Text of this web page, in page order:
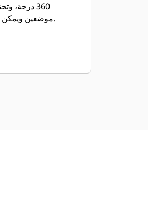
360 درجة،
موضعين ويمكن أن تدور بزاوية 90 درجة.